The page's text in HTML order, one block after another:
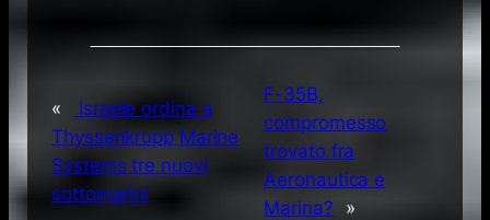
«
Israele ordina a
Thyssenkrupp Marine
Systems tre nuovi
sottomarini
F-35B,
compromesso
trovato fra
Aeronautica e
Marina?
»